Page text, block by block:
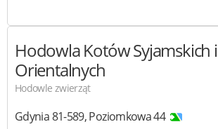
Hodowla Kotów Syjamskich i
Orientalnych
Hodowle zwierząt
Gdynia81-589,Poziomkowa 44